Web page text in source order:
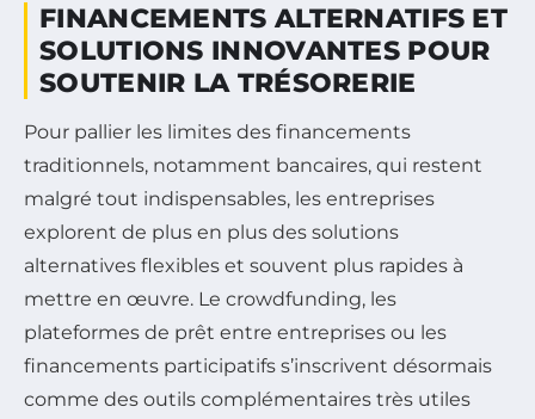
FINANCEMENTS ALTERNATIFS ET
SOLUTIONS INNOVANTES POUR
SOUTENIR LA TRÉSORERIE
Pour pallier les limites des financements
traditionnels, notamment bancaires, qui restent
malgré tout indispensables, les entreprises
explorent de plus en plus des solutions
alternatives flexibles et souvent plus rapides à
mettre en œuvre. Le crowdfunding, les
plateformes de prêt entre entreprises ou les
financements participatifs s’inscrivent désormais
comme des outils complémentaires très utiles